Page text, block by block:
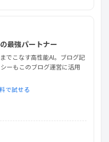
最強パートナー
でこなす高性能AI。ブログ記
ーもこのブログ運営に活用
で試せる